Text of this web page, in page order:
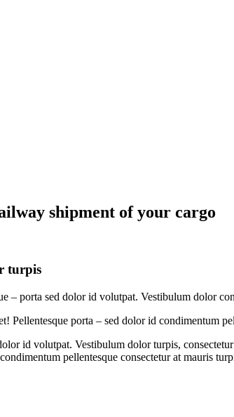
shipment of your cargo
turpis
– porta sed dolor id volutpat. Vestibulum dolor
Pellentesque porta – sed dolor id condimentum
id volutpat. Vestibulum dolor turpis,
pellentesque consectetur at mauris